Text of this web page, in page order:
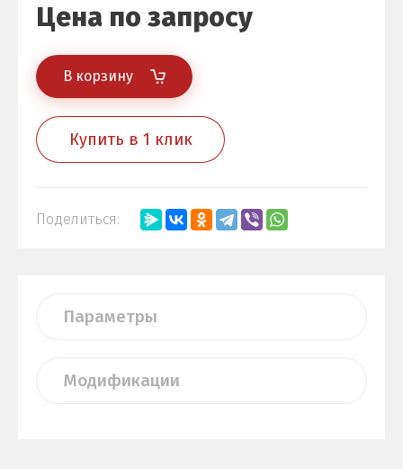
Цена по запросу
В корзину
Купить в 1 клик
Поделиться:
Параметры
Модификации